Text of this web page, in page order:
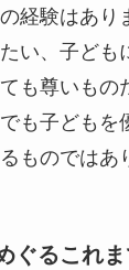
経験はあり
い、子ども
も尊いもの
も子どもを
ものではあ
ぐるこれ